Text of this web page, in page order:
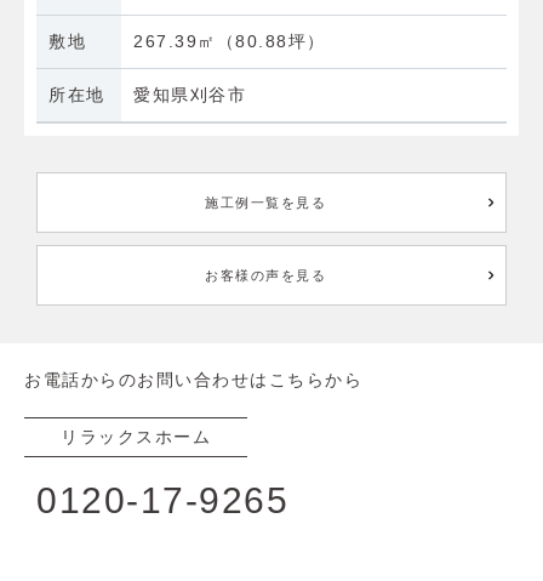
敷地 267.39㎡（80.88坪）
所在地 愛知県刈谷市
施工例一覧を見る
お客様の声を見る
お電話からのお問い合わせはこちらから
リラックスホーム
0120-17-9265